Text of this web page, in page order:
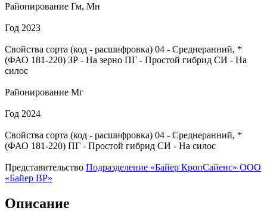
Районирование Гм, Мн
Год 2023
Свойства сорта (код - расшифровка) 04 - Среднеранний, *
(ФАО 181-220) ЗР - На зерно ПГ - Простой гибрид СИ - На
силос
Районирование Мг
Год 2024
Свойства сорта (код - расшифровка) 04 - Среднеранний, *
(ФАО 181-220) ПГ - Простой гибрид СИ - На силос
Представительство Подразделение «Байер КропСайенс» ООО
«Байер ВР»
Описание